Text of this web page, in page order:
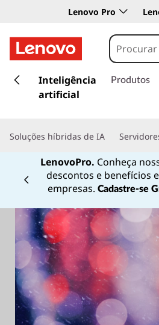
Lenovo Pro
a
r
c
n
ú
d
Inteligência
artificial
Produtos
Soluções híbridas de IA
LenovoPro. Conheça
descontos e benefícios
empresas. Cadastre-se